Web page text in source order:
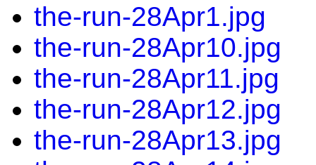
the-run-28Apr1.jpg
the-run-28Apr10.jpg
the-run-28Apr11.jpg
the-run-28Apr12.jpg
the-run-28Apr13.jpg